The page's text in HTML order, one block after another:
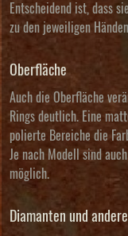
Entscheidend ist, dass
zu den jeweiligen
Oberfläche
Auch die Oberfläche
Rings deutlich. Eine
polierte Bereiche die
Je nach Modell sind
möglich.
Diamanten und